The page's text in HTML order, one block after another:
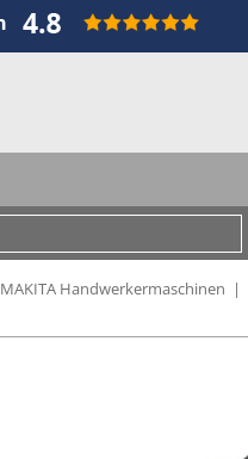
MAKITA Handwerkermaschinen |